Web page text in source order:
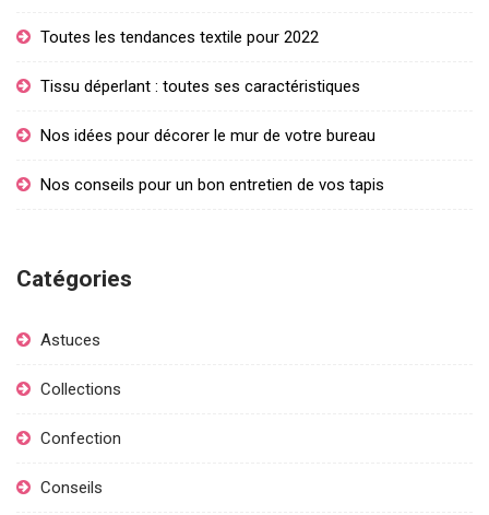
Toutes les tendances textile pour 2022
Tissu déperlant : toutes ses caractéristiques
Nos idées pour décorer le mur de votre bureau
Nos conseils pour un bon entretien de vos tapis
Catégories
Astuces
Collections
Confection
Conseils